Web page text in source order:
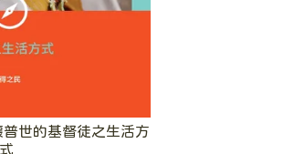
世的基督徒之生活方
式